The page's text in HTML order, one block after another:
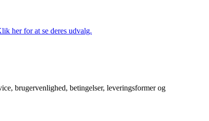
her for at se deres udvalg.
brugervenlighed, betingelser, leveringsformer og